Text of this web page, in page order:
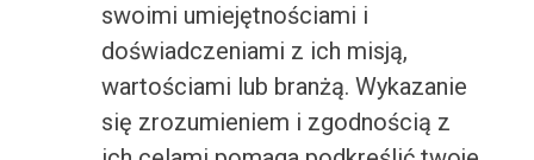
swoimi umiejętnościami i
doświadczeniami z ich misją,
wartościami lub branżą. Wykazanie
się zrozumieniem i zgodnością z